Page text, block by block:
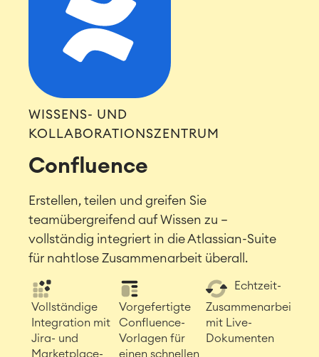
WISSENS- UND
KOLLABORATIONSZENTRUM
Confluence
Erstellen, teilen und greifen Sie
teamübergreifend auf Wissen zu –
vollständig integriert in die Atlassian-Suite
für nahtlose Zusammenarbeit überall.
Vollständige
Integration mit
Jira- und
Marketplace-
Vorgefertigte
Confluence-
Vorlagen für
einen schnellen
Echtzeit-
Zusammenarbeit
mit Live-
Dokumenten